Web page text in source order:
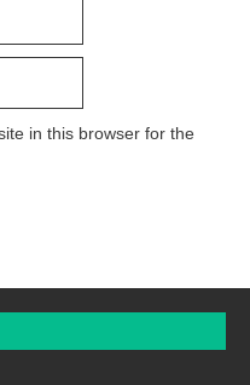
in this browser for the